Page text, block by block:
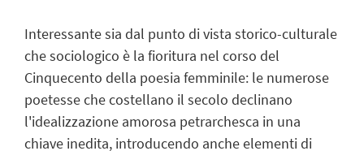
Interessante sia dal punto di vista storico-culturale
che sociologico è la fioritura nel corso del
Cinquecento della poesia femminile: le numerose
poetesse che costellano il secolo declinano
l'idealizzazione amorosa petrarchesca in una
chiave inedita, introducendo anche elementi di